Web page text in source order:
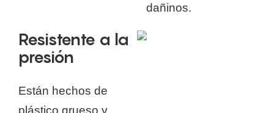
dañinos.
Resistente a la
presión
Están hechos de
plástico grueso y